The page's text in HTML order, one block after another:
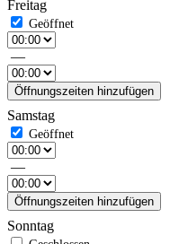
Freitag
—
Öffnungszeiten hinzufügen
Samstag
—
Öffnungszeiten hinzufügen
Sonntag